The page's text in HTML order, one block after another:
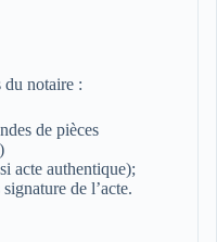
du notaire :
de pièces
acte authentique);
de l’acte.